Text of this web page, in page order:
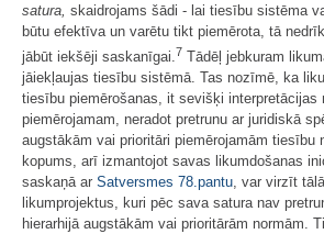
satura, skaidrojams šādi - lai tiesību sistēma
būtu efektīva un varētu tikt piemērota, tā
jābūt iekšēji saskanīgai.7 Tādēļ jebkuram
jāiekļaujas tiesību sistēmā. Tas nozīmē, ka
tiesību piemērošanas, it sevišķi interpretācijas
piemērojamam, neradot pretrunu ar juridiskā
augstākām vai prioritāri piemērojamām tiesību
kopums, arī izmantojot savas likumdošanas
saskaņā ar Satversmes 78.pantu, var virzīt
likumprojektus, kuri pēc sava satura nav
hierarhijā augstākām vai prioritārām normām.